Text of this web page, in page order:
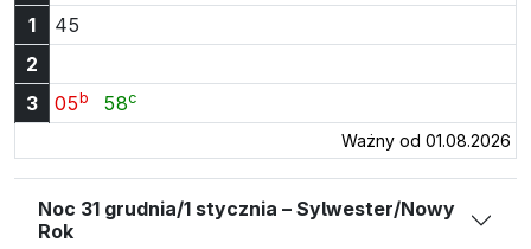
1
45
2
3
05b Godzina 3:05
58c
Ważny od 01.08.2026
Noc 31 grudnia/1 stycznia – Sylwester/Nowy
Rok